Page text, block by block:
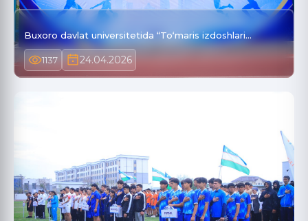
Buxoro davlat universitetida “To‘maris izdoshlari…
1137 24.04.2026